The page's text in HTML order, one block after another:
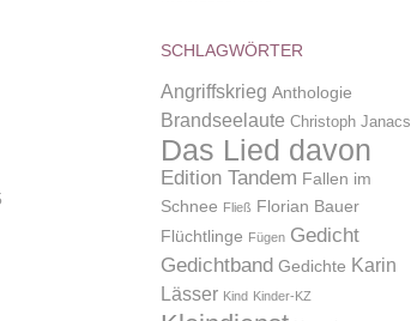
SCHLAGWÖRTER
Angriffskrieg Anthologie
Brandseelaute Christoph Janacs
Das Lied davon
Edition Tandem Fallen im
Schnee Fließ Florian Bauer
Flüchtlinge Fügen Gedicht
Gedichtband Gedichte Karin
Lässer Kind Kinder-KZ